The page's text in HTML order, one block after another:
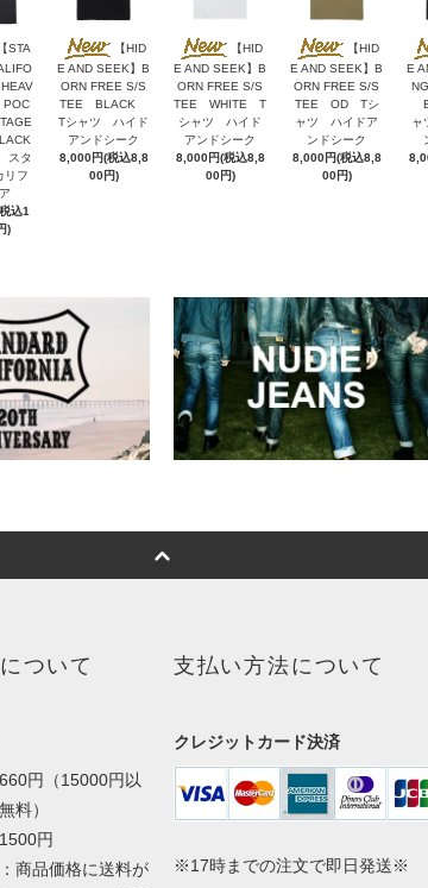
【STA
POC
スタ
リフ
込1
)
【HID
E AND SEEK】B
ORN FREE S/S
TEE BLACK
Tシャツ ハイド
アンドシーク
8,000円(税込8,8
00円)
【HID
E AND SEEK】B
ORN FREE S/S
TEE WHITE T
シャツ ハイド
アンドシーク
8,000円(税込8,8
00円)
【HID
E AND SEEK】B
ORN FREE S/S
TEE OD Tシ
ャツ ハイドア
ンドシーク
8,000円(税込8,8
00円)
E
ャ
ついて
円（15000円以
料）
円
商品価格に送料が
支払い方法について
クレジットカード決済
※17時までの注文で即日発送※